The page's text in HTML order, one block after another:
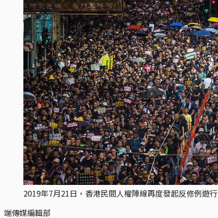
2019年7月21日，香港民間人權陣線再度發起反修例遊
端傳媒編輯部